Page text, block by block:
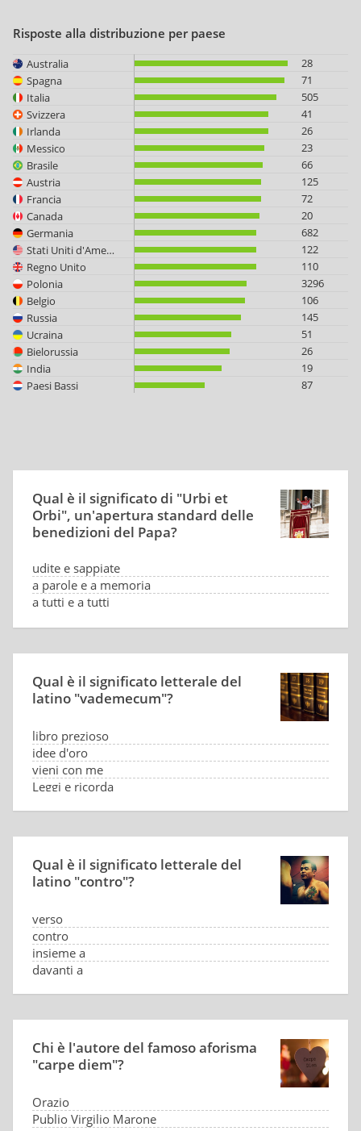
Risposte alla distribuzione per paese
Australia
28
Spagna
71
Italia
505
Svizzera
41
Irlanda
26
Messico
23
Brasile
66
Austria
125
Francia
72
Canada
20
Germania
682
Stati Uniti d'America
122
Regno Unito
110
Polonia
3296
Belgio
106
Russia
145
Ucraina
51
Bielorussia
26
India
19
Paesi Bassi
87
Qual è il significato di "Urbi et
Orbi", un'apertura standard delle
benedizioni del Papa?
udite e sappiate
a parole e a memoria
a tutti e a tutti
Qual è il significato letterale del
latino "vademecum"?
libro prezioso
idee d'oro
vieni con me
Leggi e ricorda
Qual è il significato letterale del
latino "contro"?
verso
contro
insieme a
davanti a
Chi è l'autore del famoso aforisma
"carpe diem"?
Orazio
Publio Virgilio Marone